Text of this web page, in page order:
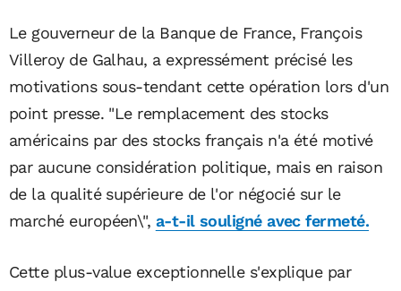
Le gouverneur de la Banque de France, François
Villeroy de Galhau, a expressément précisé les
motivations sous-tendant cette opération lors d'un
point presse. "Le remplacement des stocks
américains par des stocks français n'a été motivé
par aucune considération politique, mais en raison
de la qualité supérieure de l'or négocié sur le
marché européen\", a-t-il souligné avec fermeté.
Cette plus-value exceptionnelle s'explique par